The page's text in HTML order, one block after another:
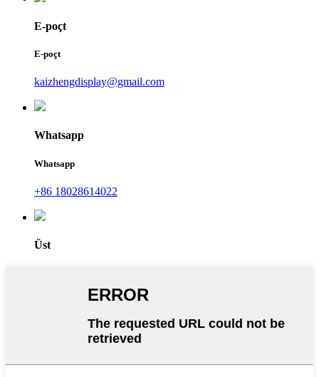
E-poçt
E-poçt
kaizhengdisplay@gmail.com
Whatsapp
Whatsapp
+86 18028614022
Üst